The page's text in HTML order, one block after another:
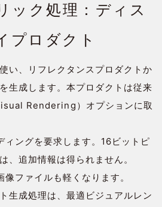
ック処理：ディス
プロダクト
い、リフレクタンスプロダクトか
生成します。本プロダクトは従来
Rendering）オプションに取
ィングを要求します。16ビットピ
、追加情報は得られません。
ファイルも軽くなります。
生成処理は、最適ビジュアルレン